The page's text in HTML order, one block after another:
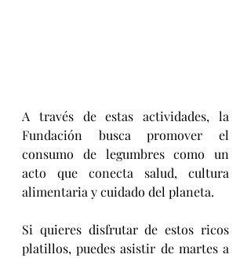
A través de estas actividades, la
Fundación busca promover el
consumo de legumbres como un
acto que conecta salud, cultura
alimentaria y cuidado del planeta.
Si quieres disfrutar de estos ricos
platillos, puedes asistir de martes a